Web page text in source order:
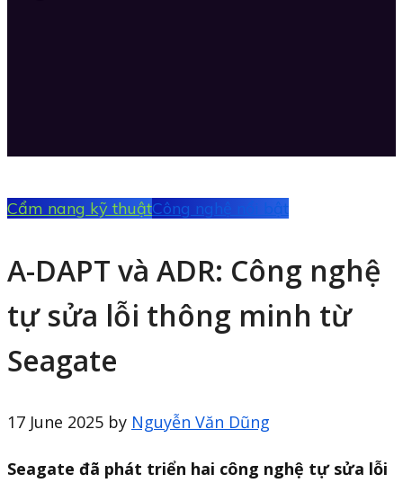
Cẩm nang kỹ thuậtCông nghệ nổi bật
A-DAPT và ADR: Công nghệ
tự sửa lỗi thông minh từ
Seagate
17 June 2025 by Nguyễn Văn Dũng
Seagate đã phát triển hai công nghệ tự sửa lỗi